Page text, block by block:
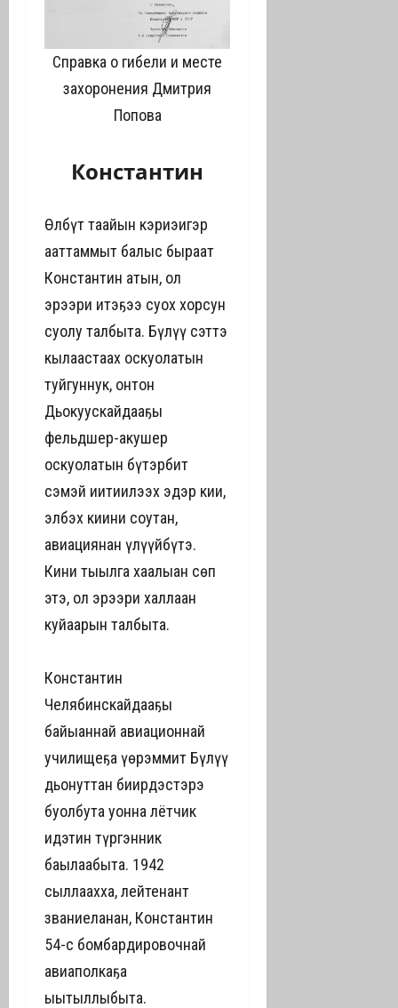
Справка о гибели и месте
захоронения Дмитрия
Попова
Константин
Өлбүт таайын кэриэһигэр
ааттаммыт балыс быраат
Константин атын, ол
эрээри итэҕэһэ суох хорсун
суолу талбыта. Бүлүү сэттэ
кылаастаах оскуолатын
туйгуннук, онтон
Дьокуускайдааҕы
фельдшер-акушер
оскуолатын бүтэрбит
сэмэй иитиилээх эдэр киһи,
элбэх киһини соһутан,
авиациянан үлүһүйбүтэ.
Кини тыылга хаалыан сөп
этэ, ол эрээри халлаан
куйаарын талбыта.
Константин
Челябинскайдааҕы
байыаннай авиационнай
училищеҕа үөрэммит Бүлүү
дьонуттан биирдэстэрэ
буолбута уонна лётчик
идэтин түргэнник
баһылаабыта. 1942
сыллаахха, лейтенант
званиеланан, Константин
54-с бомбардировочнай
авиаполкаҕа
ыытыллыбыта.